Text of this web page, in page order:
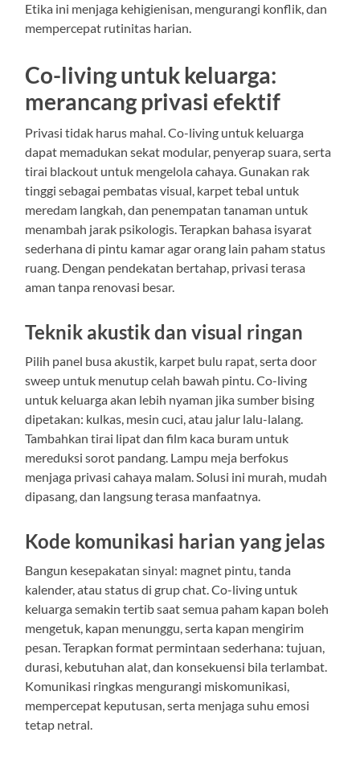
Etika ini menjaga kehigienisan, mengurangi konflik, dan
mempercepat rutinitas harian.
Co-living untuk keluarga:
merancang privasi efektif
Privasi tidak harus mahal. Co-living untuk keluarga
dapat memadukan sekat modular, penyerap suara, serta
tirai blackout untuk mengelola cahaya. Gunakan rak
tinggi sebagai pembatas visual, karpet tebal untuk
meredam langkah, dan penempatan tanaman untuk
menambah jarak psikologis. Terapkan bahasa isyarat
sederhana di pintu kamar agar orang lain paham status
ruang. Dengan pendekatan bertahap, privasi terasa
aman tanpa renovasi besar.
Teknik akustik dan visual ringan
Pilih panel busa akustik, karpet bulu rapat, serta door
sweep untuk menutup celah bawah pintu. Co-living
untuk keluarga akan lebih nyaman jika sumber bising
dipetakan: kulkas, mesin cuci, atau jalur lalu-lalang.
Tambahkan tirai lipat dan film kaca buram untuk
mereduksi sorot pandang. Lampu meja berfokus
menjaga privasi cahaya malam. Solusi ini murah, mudah
dipasang, dan langsung terasa manfaatnya.
Kode komunikasi harian yang jelas
Bangun kesepakatan sinyal: magnet pintu, tanda
kalender, atau status di grup chat. Co-living untuk
keluarga semakin tertib saat semua paham kapan boleh
mengetuk, kapan menunggu, serta kapan mengirim
pesan. Terapkan format permintaan sederhana: tujuan,
durasi, kebutuhan alat, dan konsekuensi bila terlambat.
Komunikasi ringkas mengurangi miskomunikasi,
mempercepat keputusan, serta menjaga suhu emosi
tetap netral.